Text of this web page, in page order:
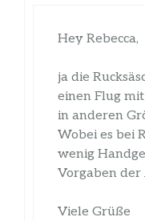
Hey Rebecca,
ja die
einen Flug mit
in anderen
Wobei es bei
wenig
Vorgaben der
Viele Grüße